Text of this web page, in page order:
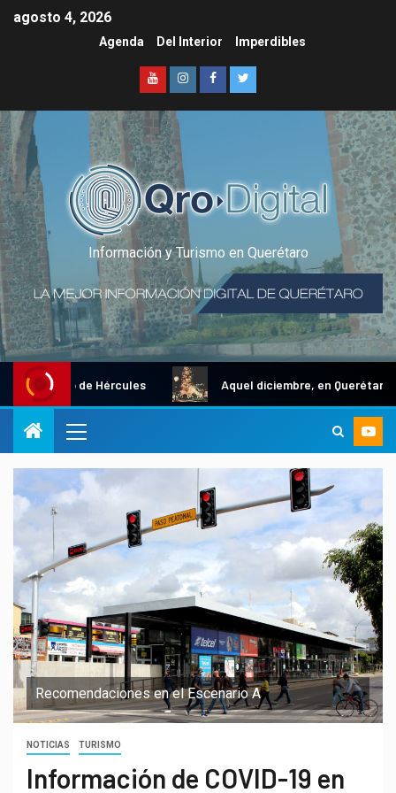
agosto 4, 2026
Agenda Del Interior Imperdibles
Información y Turismo en Querétaro
Gallo de Hércules Aquel diciembre, en Querétaro
Recomendaciones en el Escenario A
NOTICIAS TURISMO
Información de COVID-19 en